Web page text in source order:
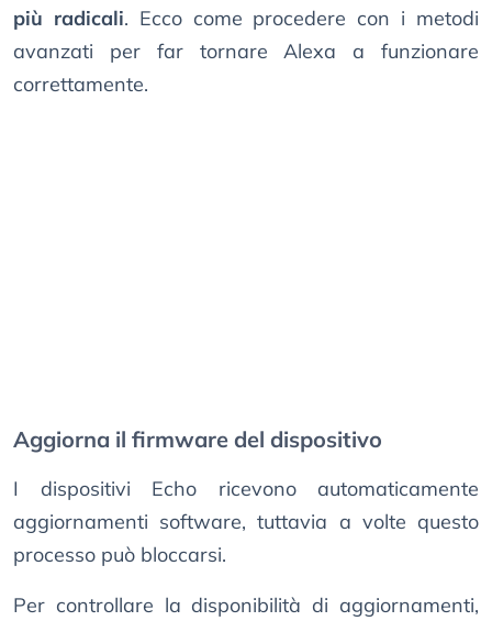
più radicali. Ecco come procedere con i metodi
avanzati per far tornare Alexa a funzionare
correttamente.
Aggiorna il firmware del dispositivo
I dispositivi Echo ricevono automaticamente
aggiornamenti software, tuttavia a volte questo
processo può bloccarsi.
Per controllare la disponibilità di aggiornamenti,